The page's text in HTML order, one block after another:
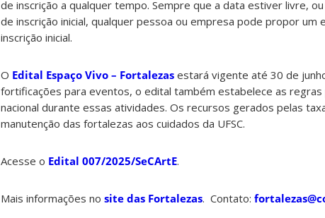
de inscrição a qualquer tempo. Sempre que a data estiver livre,
de inscrição inicial, qualquer pessoa ou empresa pode propor
inscrição inicial.
O Edital Espaço Vivo – Fortalezas estará vigente até 30 de
fortificações para eventos, o edital também estabelece as
nacional durante essas atividades. Os recursos gerados pelas
manutenção das fortalezas aos cuidados da UFSC.
Acesse o Edital 007/2025/SeCArtE.
Mais informações no site das Fortalezas. Contato: